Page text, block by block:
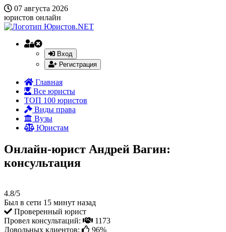
07 августа 2026
юристов онлайн
Вход
Регистрация
Главная
Все юристы
ТОП 100 юристов
Виды права
Вузы
Юристам
Онлайн-юрист Андрей Вагин:
консультация
4.8/5
Был в сети 15 минут назад
Проверенный юрист
Провел консультаций:
1173
Довольных клиентов:
96%